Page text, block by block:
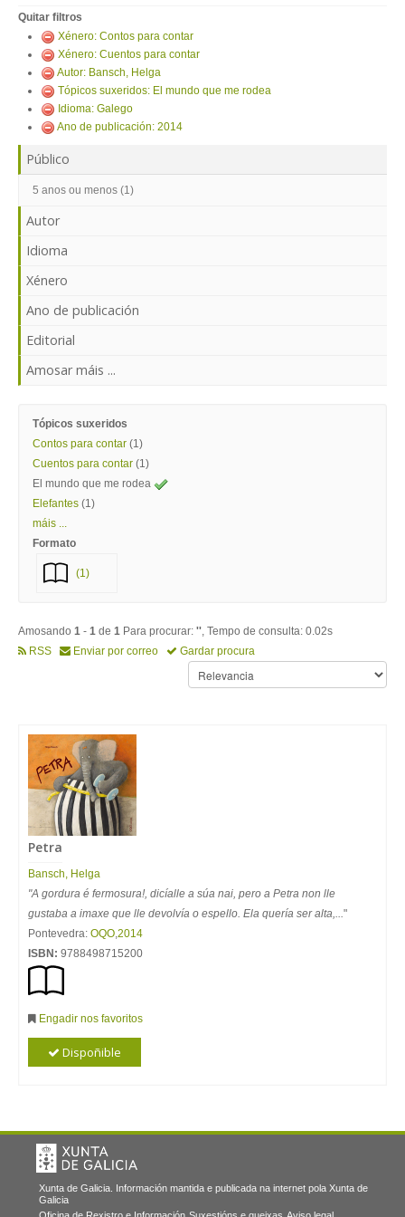
Quitar filtros
Xénero: Contos para contar
Xénero: Cuentos para contar
Autor: Bansch, Helga
Tópicos suxeridos: El mundo que me rodea
Idioma: Galego
Ano de publicación: 2014
Público
5 anos ou menos (1)
Autor
Idioma
Xénero
Ano de publicación
Editorial
Amosar máis ...
Tópicos suxeridos
Contos para contar (1)
Cuentos para contar (1)
El mundo que me rodea
Elefantes (1)
máis ...
Formato
(1)
Amosando 1 - 1 de 1 Para procurar: '', Tempo de consulta: 0.02s
RSS
Enviar por correo Gardar procura
Petra
Bansch, Helga
"A gordura é fermosura!, dicíalle a súa nai, pero a Petra non lle
gustaba a imaxe que lle devolvía o espello. Ela quería ser alta,..."
Pontevedra: OQO,2014
ISBN: 9788498715200
Engadir nos favoritos
Dispoñible
Xunta de Galicia. Información mantida e publicada na internet pola Xunta de
Galicia